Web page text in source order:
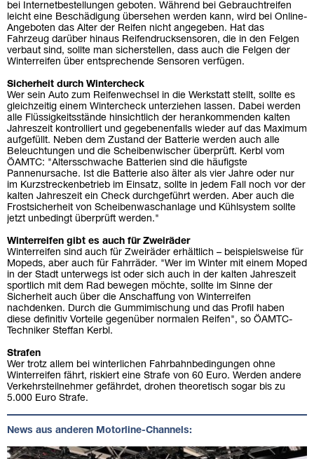
bei Internetbestellungen geboten. Während bei Gebrauchtreifen
leicht eine Beschädigung übersehen werden kann, wird bei Online-
Angeboten das Alter der Reifen nicht angegeben. Hat das
Fahrzeug darüber hinaus Reifendrucksensoren, die in den Felgen
verbaut sind, sollte man sicherstellen, dass auch die Felgen der
Winterreifen über entsprechende Sensoren verfügen.
Sicherheit durch Wintercheck
Wer sein Auto zum Reifenwechsel in die Werkstatt stellt, sollte es
gleichzeitig einem Wintercheck unterziehen lassen. Dabei werden
alle Flüssigkeitsstände hinsichtlich der herankommenden kalten
Jahreszeit kontrolliert und gegebenenfalls wieder auf das Maximum
aufgefüllt. Neben dem Zustand der Batterie werden auch alle
Beleuchtungen und die Scheibenwischer überprüft. Kerbl vom
ÖAMTC: "Altersschwache Batterien sind die häufigste
Pannenursache. Ist die Batterie also älter als vier Jahre oder nur
im Kurzstreckenbetrieb im Einsatz, sollte in jedem Fall noch vor der
kalten Jahreszeit ein Check durchgeführt werden. Aber auch die
Frostsicherheit von Scheibenwaschanlage und Kühlsystem sollte
jetzt unbedingt überprüft werden."
Winterreifen gibt es auch für Zweiräder
Winterreifen sind auch für Zweiräder erhältlich – beispielsweise für
Mopeds, aber auch für Fahrräder. "Wer im Winter mit einem Moped
in der Stadt unterwegs ist oder sich auch in der kalten Jahreszeit
sportlich mit dem Rad bewegen möchte, sollte im Sinne der
Sicherheit auch über die Anschaffung von Winterreifen
nachdenken. Durch die Gummimischung und das Profil haben
diese definitiv Vorteile gegenüber normalen Reifen", so ÖAMTC-
Techniker Steffan Kerbl.
Strafen
Wer trotz allem bei winterlichen Fahrbahnbedingungen ohne
Winterreifen fährt, riskiert eine Strafe von 60 Euro. Werden andere
Verkehrsteilnehmer gefährdet, drohen theoretisch sogar bis zu
5.000 Euro Strafe.
News aus anderen Motorline-Channels: